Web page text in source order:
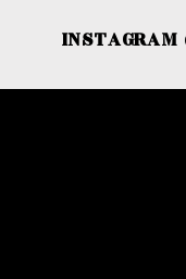
INSTAGRAM